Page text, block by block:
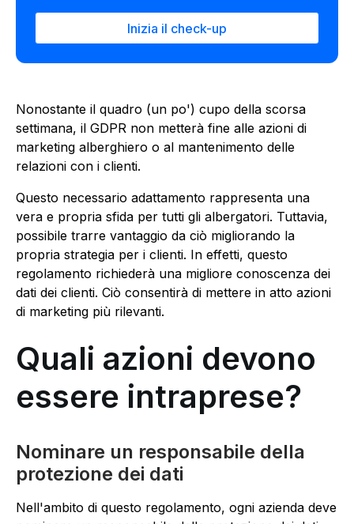
Inizia il check-up
Nonostante il quadro (un po') cupo della scorsa
settimana, il GDPR non metterà fine alle azioni di
marketing alberghiero o al mantenimento delle
relazioni con i clienti.
Questo necessario adattamento rappresenta una
vera e propria sfida per tutti gli albergatori. Tuttavia,
possibile trarre vantaggio da ciò migliorando la
propria strategia per i clienti. In effetti, questo
regolamento richiederà una migliore conoscenza dei
dati dei clienti. Ciò consentirà di mettere in atto azioni
di marketing più rilevanti.
Quali azioni devono
essere intraprese?
Nominare un responsabile della
protezione dei dati
Nell'ambito di questo regolamento, ogni azienda deve